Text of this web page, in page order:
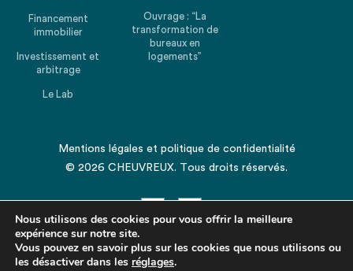
Financement
immobilier
Investissement et
arbitrage
Le Lab
Ouvrage : “La
transformation de
bureaux en
logements”
Mentions légales et politique de confidentialité
© 2026 CHEUVREUX. Tous droits réservés.
Revenir en haut de la page
Nous utilisons des cookies pour vous offrir la meilleure
expérience sur notre site.
Vous pouvez en savoir plus sur les cookies que nous utilisons ou
les désactiver dans les réglages.